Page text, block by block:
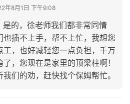
年8月1日 下午9:08
是的，徐老师我们都非常同情
也插不上手，帮不上忙，我想您
工，也好减轻您一点负担，千万
，您现在是家里的顶梁柱啊！
们的劝，赶快找个保姆帮忙。